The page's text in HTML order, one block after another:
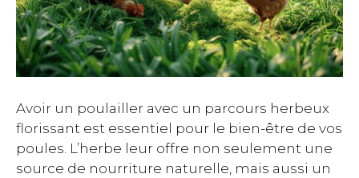
Avoir un poulailler avec un parcours herbeux
florissant est essentiel pour le bien-être de vos
poules. L’herbe leur offre non seulement une
source de nourriture naturelle, mais aussi un